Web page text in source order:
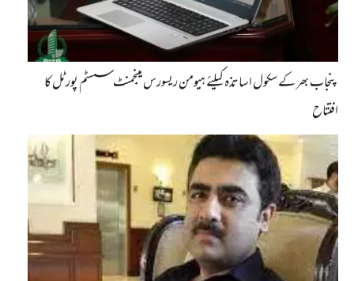
پنجاب بھر کے سکول اساتذہ کیلئے ہیومن ریسورس مینجمنٹ سسٹم پورٹل کا
افتتاح